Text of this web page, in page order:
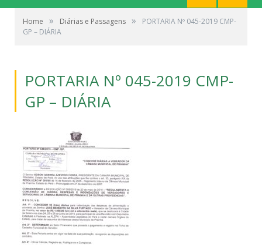
Home » Diárias e Passagens »
PORTARIA Nº 045-2019 CMP-
GP – DIÁRIA
PORTARIA Nº 045-2019 CMP-
GP – DIÁRIA